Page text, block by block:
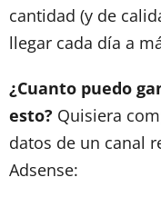
cantidad (y de
llegar cada día a
¿Cuanto puedo
esto? Quisiera
datos de un canal
Adsense: